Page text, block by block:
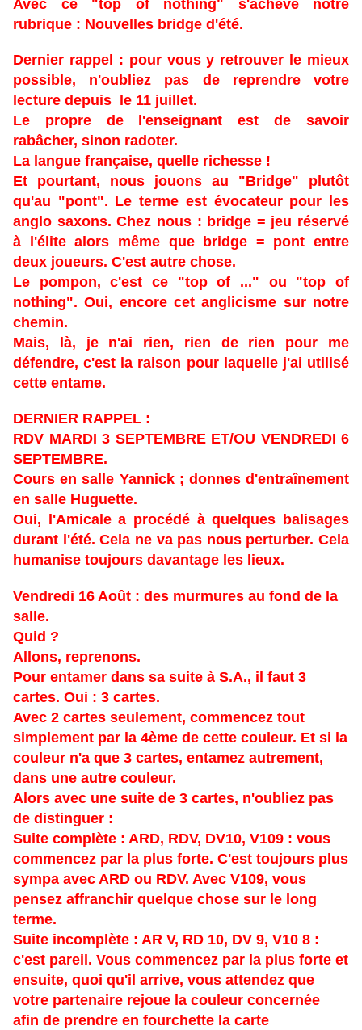
Avec ce "top of nothing" s'achève notre
rubrique : Nouvelles bridge d'été.
Dernier rappel : pour vous y retrouver le mieux
possible, n'oubliez pas de reprendre votre
lecture depuis le 11 juillet.
​​​​​​​Le propre de l'enseignant est de savoir
rabâcher, sinon radoter.
La langue française, quelle richesse !
Et pourtant, nous jouons au "Bridge" plutôt
qu'au "pont". Le terme est évocateur pour les
anglo saxons. Chez nous : bridge = jeu réservé
à l'élite alors même que bridge = pont entre
deux joueurs. C'est autre chose.
Le pompon, c'est ce "top of ..." ou "top of
nothing". Oui, encore cet anglicisme sur notre
chemin.
Mais, là, je n'ai rien, rien de rien pour me
défendre, c'est la raison pour laquelle j'ai utilisé
cette entame.
DERNIER RAPPEL :
RDV MARDI 3 SEPTEMBRE ET/OU VENDREDI 6
SEPTEMBRE.
​​​​​​​Cours en salle Yannick ; donnes d'entraînement
en salle Huguette.
Oui, l'Amicale a procédé à quelques balisages
durant l'été. Cela ne va pas nous perturber. Cela
humanise toujours davantage les lieux.
Vendredi 16 Août : des murmures au fond de la
salle.
Quid ?
Allons, reprenons.
Pour entamer dans sa suite à S.A., il faut 3
cartes. Oui : 3 cartes.
Avec 2 cartes seulement, commencez tout
simplement par la 4ème de cette couleur. Et si la
couleur n'a que 3 cartes, entamez autrement,
dans une autre couleur.
Alors avec une suite de 3 cartes, n'oubliez pas
de distinguer :
Suite complète : ARD, RDV, DV10, V109 : vous
commencez par la plus forte. C'est toujours plus
sympa avec ARD ou RDV. Avec V109, vous
pensez affranchir quelque chose sur le long
terme.
Suite incomplète : AR V, RD 10, DV 9, V10 8 :
c'est pareil. Vous commencez par la plus forte et
ensuite, quoi qu'il arrive, vous attendez que
votre partenaire rejoue la couleur concernée
afin de prendre en fourchette la carte